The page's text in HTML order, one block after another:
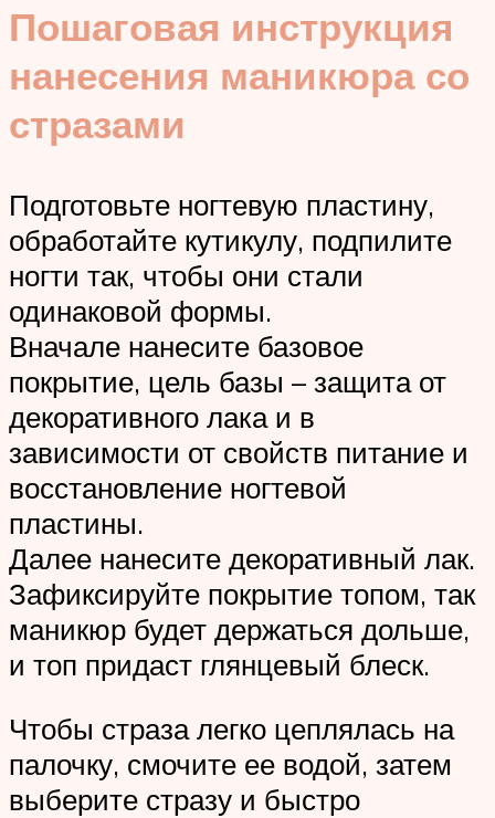
Пошаговая инструкция
нанесения маникюра со
стразами
Подготовьте ногтевую пластину,
обработайте кутикулу, подпилите
ногти так, чтобы они стали
одинаковой формы.
Вначале нанесите базовое
покрытие, цель базы – защита от
декоративного лака и в
зависимости от свойств питание и
восстановление ногтевой
пластины.
Далее нанесите декоративный лак.
Зафиксируйте покрытие топом, так
маникюр будет держаться дольше,
и топ придаст глянцевый блеск.
Чтобы страза легко цеплялась на
палочку, смочите ее водой, затем
выберите стразу и быстро